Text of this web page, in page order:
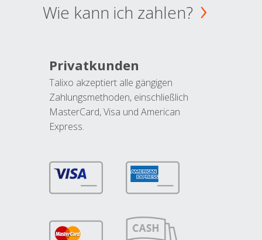
Wie kann ich zahlen?
Privatkunden
Talixo akzeptiert alle gängigen
Zahlungsmethoden, einschließlich
MasterCard, Visa und American
Express.